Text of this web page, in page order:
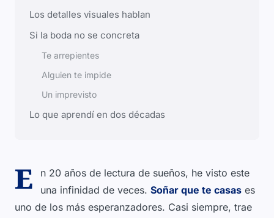
Los detalles visuales hablan
Si la boda no se concreta
Te arrepientes
Alguien te impide
Un imprevisto
Lo que aprendí en dos décadas
E
n 20 años de lectura de sueños, he visto este
una infinidad de veces. Soñar que te casas es
uno de los más esperanzadores. Casi siempre, trae